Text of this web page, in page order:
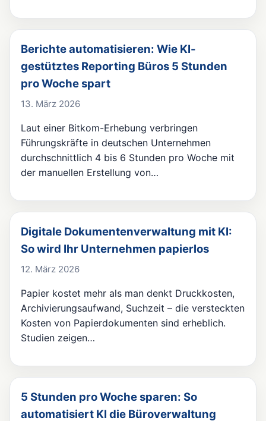
Berichte automatisieren: Wie KI-
gestütztes Reporting Büros 5 Stunden
pro Woche spart
13. März 2026
Laut einer Bitkom-Erhebung verbringen
Führungskräfte in deutschen Unternehmen
durchschnittlich 4 bis 6 Stunden pro Woche mit
der manuellen Erstellung von…
Digitale Dokumentenverwaltung mit KI:
So wird Ihr Unternehmen papierlos
12. März 2026
Papier kostet mehr als man denkt Druckkosten,
Archivierungsaufwand, Suchzeit – die versteckten
Kosten von Papierdokumenten sind erheblich.
Studien zeigen…
5 Stunden pro Woche sparen: So
automatisiert KI die Büroverwaltung